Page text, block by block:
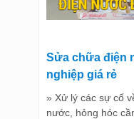
Sửa chữa điện
nghiệp giá rẻ
» Xử lý các sự cố
nước, hỏng hóc